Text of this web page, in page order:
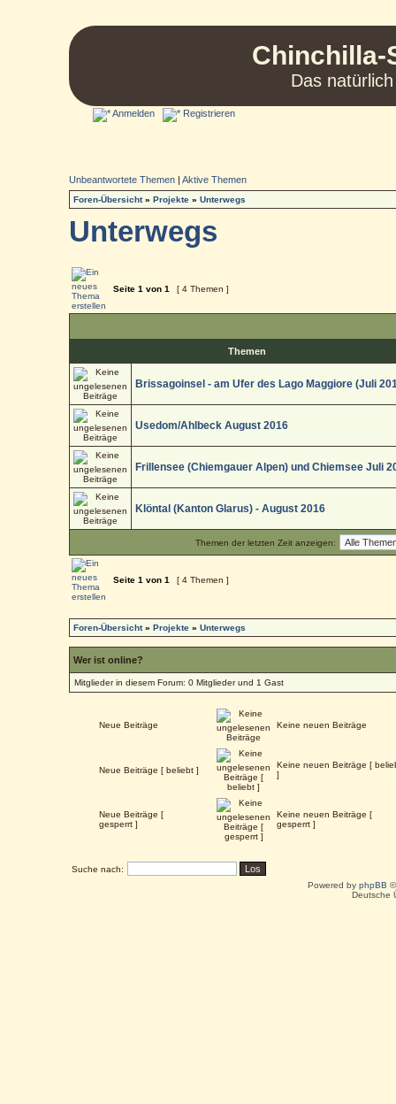
Chinchilla-
Das
Anmelden Registrieren
Unbeantwortete Themen |Aktive Themen
Foren-Übersicht»Projekte »Unterwegs
Unterwegs
Seite1 von1 [ 4 Themen ]
Themen
Brissagoinsel - am Ufer des Lago Maggiore (Juli
Usedom/Ahlbeck August 2016
Frillensee (Chiemgauer Alpen) und Chiemsee Juli
Klöntal (Kanton Glarus) - August 2016
Themen der letzten Zeit anzeigen:
Seite1 von1 [ 4 Themen ]
Foren-Übersicht»Projekte »Unterwegs
Wer ist online?
Mitglieder in diesem Forum: 0 Mitglieder und 1 Gast
Neue Beiträge Keine neuen Beiträge
Neue Beiträge [ beliebt ]
Keine neuen Beiträge [
]
Neue Beiträge [
gesperrt ]
Keine neuen Beiträge [
gesperrt ]
Suche nach:
Powered by phpBB
Deutsche